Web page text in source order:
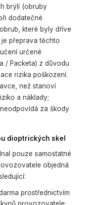
brýlí (obruby
dodatečné
které byly dříve
přeprava těchto
určené
/ Packeta) z důvodu
rizika poškození.
než stanoví
a náklady;
za škody
dioptrických skel
pouze samostatné
objedná
prostřednictvím